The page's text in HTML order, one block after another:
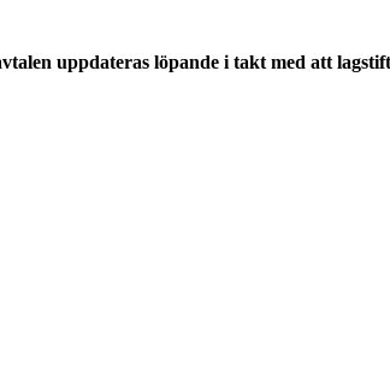
uppdateras löpande i takt med att